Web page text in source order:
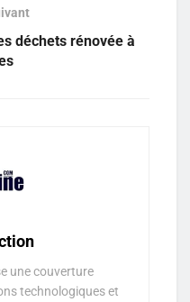
déchets rénovée à
une couverture
technologiques et